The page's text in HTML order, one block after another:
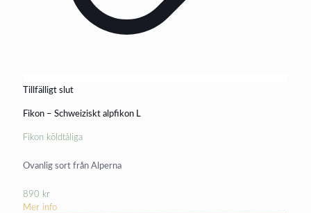
Tillfälligt slut
Fikon – Schweiziskt alpfikon L
Fikon köldtåliga
Ovanlig sort från Alperna
890 kr
Mer info